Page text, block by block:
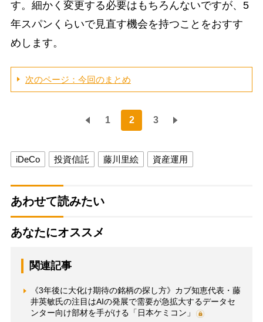
す。細かく変更する必要はもちろんないですが、5
年スパンくらいで見直す機会を持つことをおすす
めします。
次のページ：今回のまとめ
1 2 3
iDeCo 投資信託 藤川里絵 資産運用
あわせて読みたい
あなたにオススメ
関連記事
《3年後に大化け期待の銘柄の探し方》カブ知恵代表・藤
井英敏氏の注目はAIの発展で需要が急拡大するデータセ
ンター向け部材を手がける「日本ケミコン」